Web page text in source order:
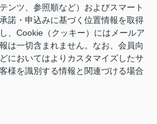
ンツ、参照順など）およびスマート
諾・申込みに基づく位置情報を取得
、Cookie（クッキー）にはメールア
は一切含まれません。なお、会員向
においてはよりカスタマイズしたサ
様を識別する情報と関連づける場合